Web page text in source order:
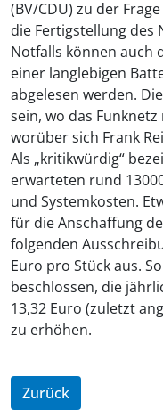
(BV/CDU) zu der
die Fertigstellung des
Notfalls können auch
einer langlebigen
abgelesen werden.
sein, wo das
worüber sich Frank
Als „kritikwürdig“
erwarteten rund
und Systemkosten.
für die Anschaffung
folgenden
Euro pro Stück aus.
beschlossen, die
13,32 Euro (zuletzt
zu erhöhen.
Zurück